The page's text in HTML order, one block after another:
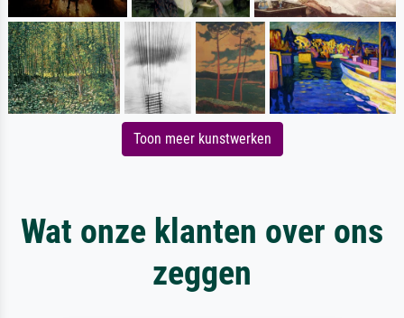
Toon meer kunstwerken
Wat onze klanten over ons
zeggen